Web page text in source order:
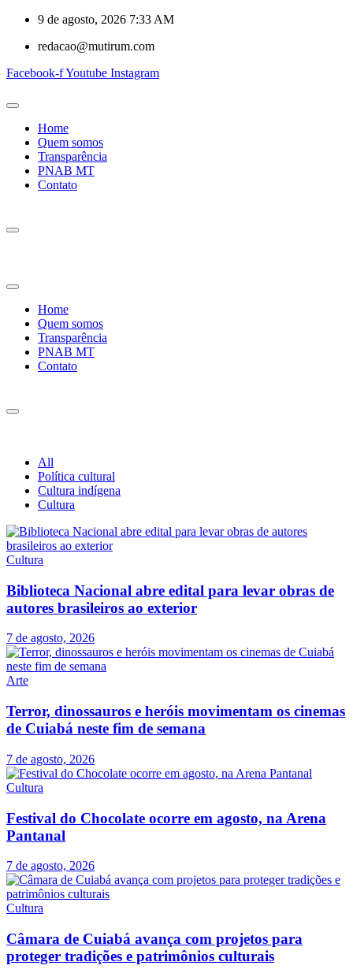
9 de agosto, 2026 7:33 AM
redacao@mutirum.com
Facebook-fYoutube Instagram
Home
Quem somos
Transparência
PNAB MT
Contato
Home
Quem somos
Transparência
PNAB MT
Contato
All
Política cultural
Cultura indígena
Cultura
Cultura
Biblioteca Nacional abre edital para levar obras de
autores brasileiros ao exterior
7 de agosto, 2026
Arte
Terror, dinossauros e heróis movimentam os cinemas
de Cuiabá neste fim de semana
7 de agosto, 2026
Cultura
Festival do Chocolate ocorre em agosto, na Arena
Pantanal
7 de agosto, 2026
Cultura
Câmara de Cuiabá avança com projetos para
proteger tradições e patrimônios culturais